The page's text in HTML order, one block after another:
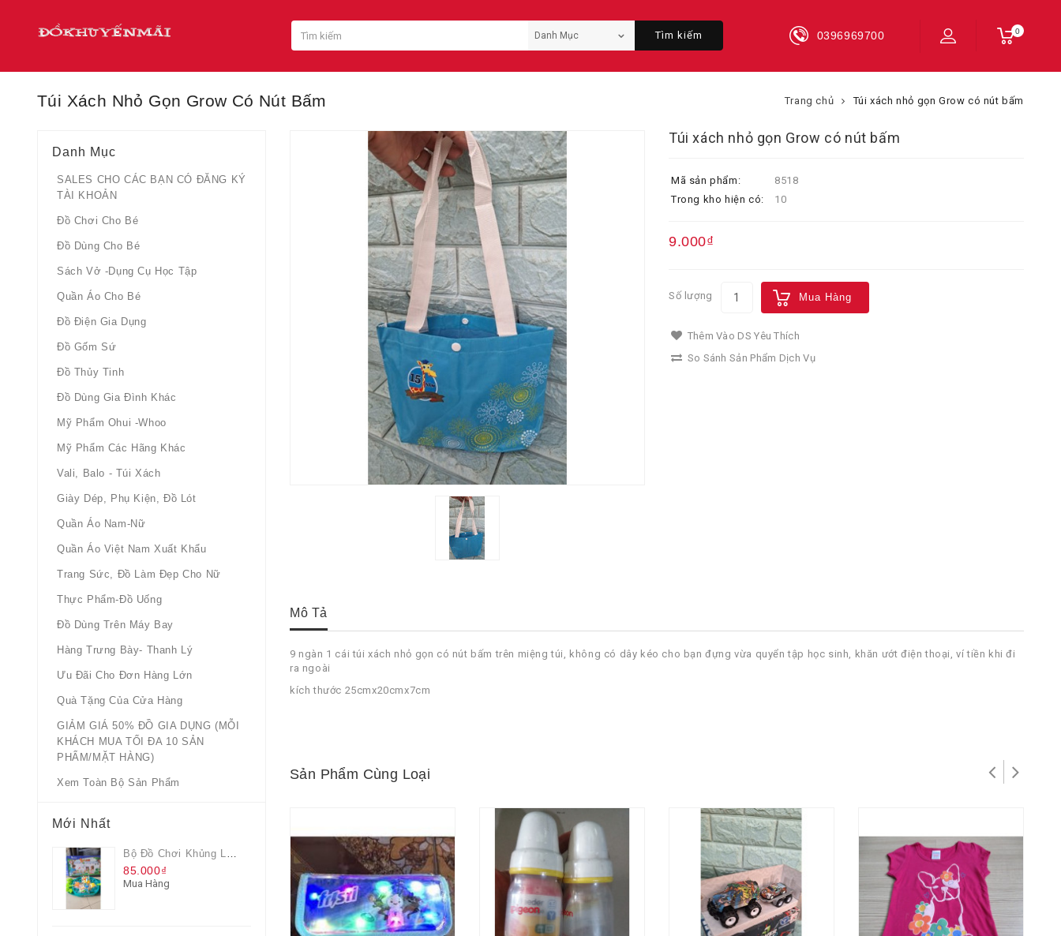
0
0396969700
Tìm kiếm
Túi Xách Nhỏ Gọn Grow Có Nút Bấm Trang chủ Túi xách nhỏ gọn Grow có nút bấm
Danh Mục
SALES CHO CÁC BẠN CÓ ĐĂNG KÝ
TÀI KHOẢN
Đồ Chơi Cho Bé
Đồ Dùng Cho Bé
Sách Vở -dụng Cụ Học Tập
Quần Áo Cho Bé
Đồ Điện Gia Dụng
Đồ Gốm Sứ
Đồ Thủy Tinh
Đồ Dùng Gia Đình Khác
Mỹ Phẩm Ohui -whoo
Mỹ Phẩm Các Hãng Khác
Vali, Balo - Túi Xách
Giày Dép, Phụ Kiện, Đồ Lót
Quần Áo Nam-Nữ
Quần Áo Việt Nam Xuất Khẩu
Trang Sức, Đồ Làm Đẹp Cho Nữ
Thực Phẩm-Đồ Uống
Đồ Dùng Trên Máy Bay
Hàng Trưng Bày- Thanh Lý
Ưu Đãi Cho Đơn Hàng Lớn
Quà Tặng Của Cửa Hàng
GIẢM GIÁ 50% ĐỒ GIA DỤNG (MỖI
KHÁCH MUA TỐI ĐA 10 SẢN
PHẨM/MẶT HÀNG)
Xem Toàn Bộ Sản Phẩm
Mới Nhất
Bộ Đồ Chơi Khủng Long Đại Chiến
85.000₫
Mua Hàng
Túi xách nhỏ gọn Grow có nút bấm
Mã sản phẩm:
8518
Trong kho hiện có:
10
9.000₫
Số lượng Mua Hàng
Thêm Vào DS Yêu Thích
So Sánh Sản Phẩm Dịch Vụ
Mô Tả
9 ngàn 1 cái túi xách nhỏ gọn có nút bấm trên miệng túi, không có dây kéo cho bạn đựng vừa quyển tập học sinh, khăn ướt điện thoại, ví tiền khi đi
ra ngoài
kích thước 25cmx20cmx7cm
Sản Phẩm Cùng Loại